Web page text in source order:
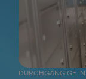
DURCHGÄNGIGE